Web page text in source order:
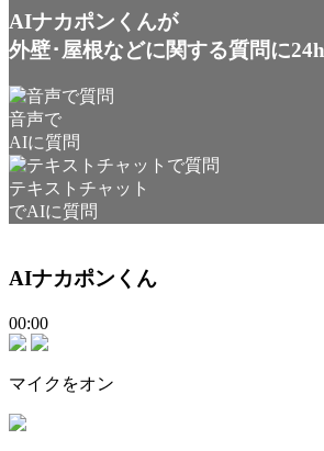
AIナカポンくんが
外壁･屋根などに関する質問に24h
音声で
AIに質問
テキストチャット
でAIに質問
AIナカポンくん
00:00
マイクをオン